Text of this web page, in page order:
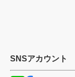
SNSアカウント